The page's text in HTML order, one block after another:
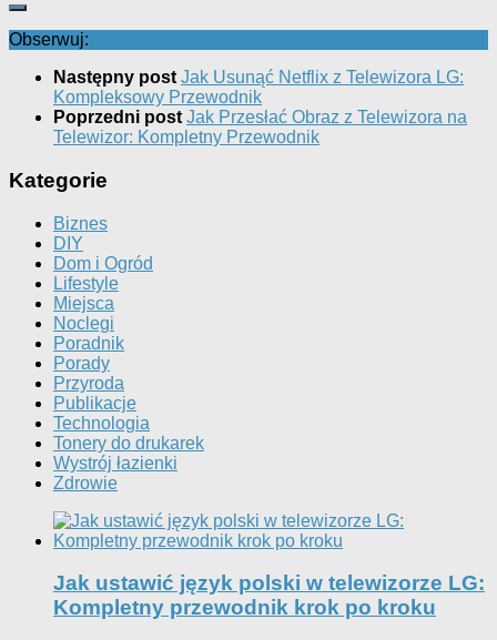
Obserwuj:
Następny post Jak Usunąć Netflix z Telewizora LG:
Kompleksowy Przewodnik
Poprzedni post Jak Przesłać Obraz z Telewizora na
Telewizor: Kompletny Przewodnik
Kategorie
Biznes
DIY
Dom i Ogród
Lifestyle
Miejsca
Noclegi
Poradnik
Porady
Przyroda
Publikacje
Technologia
Tonery do drukarek
Wystrój łazienki
Zdrowie
Jak ustawić język polski w telewizorze LG:
Kompletny przewodnik krok po kroku